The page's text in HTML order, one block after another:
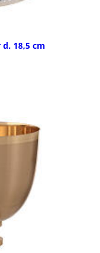
18,5 cm